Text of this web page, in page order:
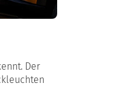
Der